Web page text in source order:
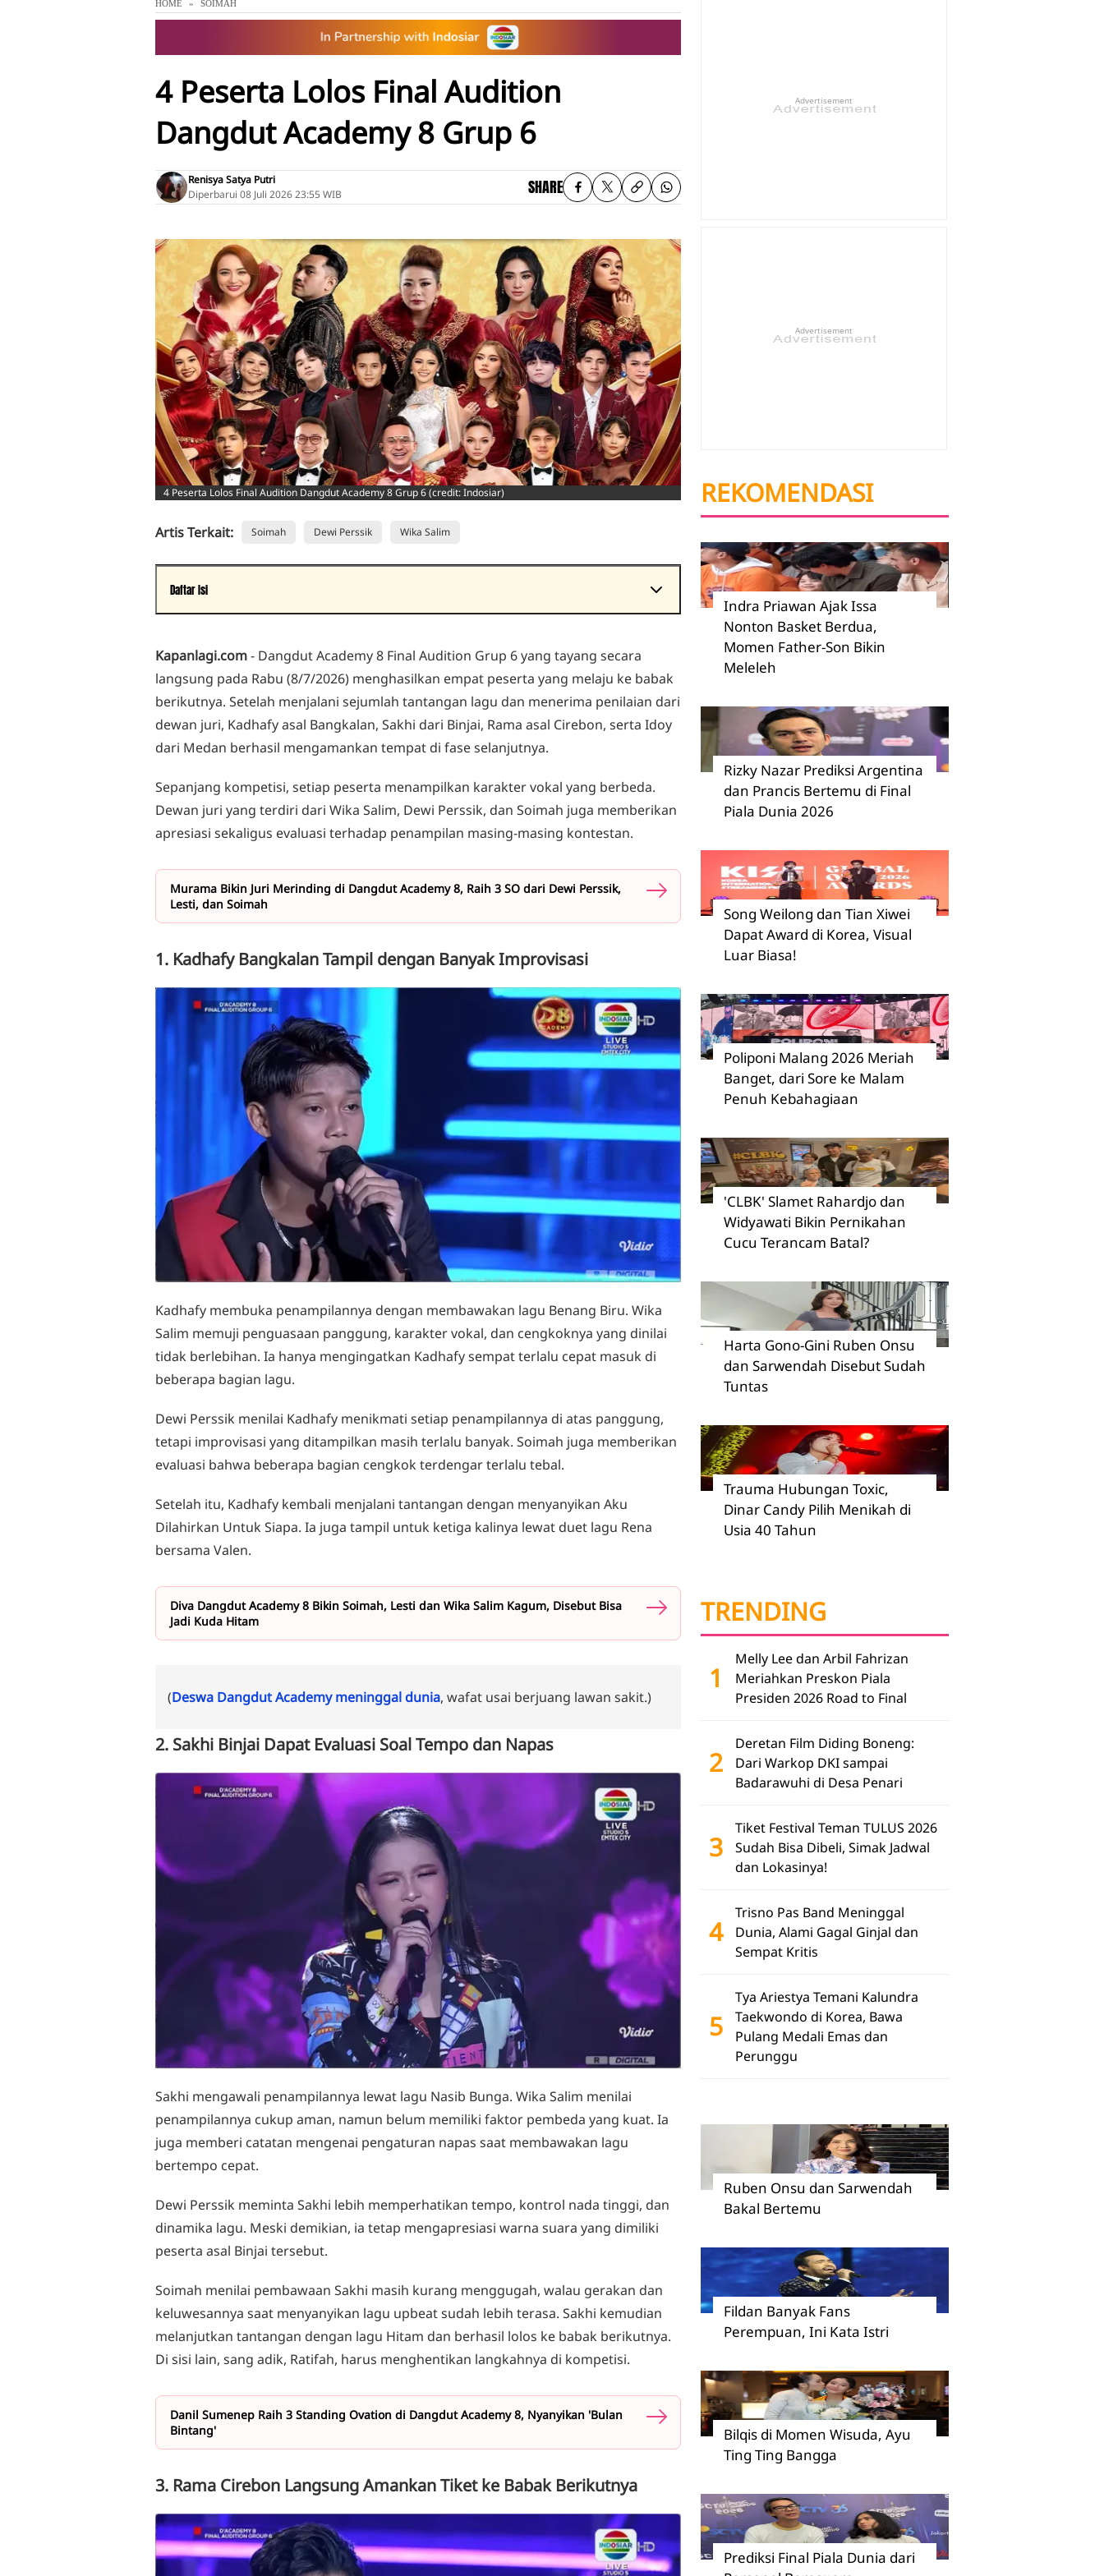
HOME SOIMAH
4 Peserta Lolos Final Audition
Dangdut Academy 8 Grup 6
Renisya Satya Putri
Diperbarui 08 Juli 2026 23:55 WIB SHARE
4 Peserta Lolos Final Audition Dangdut Academy 8 Grup 6 (credit: Indosiar)
Artis Terkait: Soimah Dewi Perssik Wika Salim
Daftar Isi
Sakhi Binjai Dapat Evaluasi Soal Tempo dan Napas
Rama Cirebon Langsung Amankan Tiket ke Babak Berikutnya
Idoy Medan Pertahankan Karakter Vokalnya
Kapanlagi.com- Dangdut Academy 8 Final Audition Grup 6 yang tayang secara
langsung pada Rabu (8/7/2026) menghasilkan empat peserta yang melaju ke babak
berikutnya. Setelah menjalani sejumlah tantangan lagu dan menerima penilaian dari
dewan juri, Kadhafy asal Bangkalan, Sakhi dari Binjai, Rama asal Cirebon, serta Idoy
dari Medan berhasil mengamankan tempat di fase selanjutnya.
Sepanjang kompetisi, setiap peserta menampilkan karakter vokal yang berbeda.
Dewan juri yang terdiri dari Wika Salim, Dewi Perssik, dan Soimah juga memberikan
apresiasi sekaligus evaluasi terhadap penampilan masing-masing kontestan.
Murama Bikin Juri Merinding di Dangdut Academy 8, Raih 3 SO dari Dewi Perssik,
Lesti, dan Soimah
1. Kadhafy Bangkalan Tampil dengan Banyak Improvisasi
Kadhafy membuka penampilannya dengan membawakan lagu Benang Biru. Wika
Salim memuji penguasaan panggung, karakter vokal, dan cengkoknya yang dinilai
tidak berlebihan. Ia hanya mengingatkan Kadhafy sempat terlalu cepat masuk di
beberapa bagian lagu.
Dewi Perssik menilai Kadhafy menikmati setiap penampilannya di atas panggung,
tetapi improvisasi yang ditampilkan masih terlalu banyak. Soimah juga memberikan
evaluasi bahwa beberapa bagian cengkok terdengar terlalu tebal.
Setelah itu, Kadhafy kembali menjalani tantangan dengan menyanyikan Aku
Dilahirkan Untuk Siapa. Ia juga tampil untuk ketiga kalinya lewat duet lagu Rena
bersama Valen.
Diva Dangdut Academy 8 Bikin Soimah, Lesti dan Wika Salim Kagum, Disebut Bisa
Jadi Kuda Hitam
(Deswa Dangdut Academy meninggal dunia, wafat usai berjuang lawan sakit.)
2. Sakhi Binjai Dapat Evaluasi Soal Tempo dan Napas
Sakhi mengawali penampilannya lewat lagu Nasib Bunga. Wika Salim menilai
penampilannya cukup aman, namun belum memiliki faktor pembeda yang kuat. Ia
juga memberi catatan mengenai pengaturan napas saat membawakan lagu
bertempo cepat.
Dewi Perssik meminta Sakhi lebih memperhatikan tempo, kontrol nada tinggi, dan
dinamika lagu. Meski demikian, ia tetap mengapresiasi warna suara yang dimiliki
peserta asal Binjai tersebut.
Soimah menilai pembawaan Sakhi masih kurang menggugah, walau gerakan dan
keluwesannya saat menyanyikan lagu upbeat sudah lebih terasa. Sakhi kemudian
melanjutkan tantangan dengan lagu Hitam dan berhasil lolos ke babak berikutnya.
Di sisi lain, sang adik, Ratifah, harus menghentikan langkahnya di kompetisi.
Danil Sumenep Raih 3 Standing Ovation di Dangdut Academy 8, Nyanyikan 'Bulan
Bintang'
3. Rama Cirebon Langsung Amankan Tiket ke Babak Berikutnya
Advertisement
Advertisement
REKOMENDASI
Indra Priawan Ajak Issa
Nonton Basket Berdua,
Momen Father-Son Bikin
Meleleh
Rizky Nazar Prediksi Argentina
dan Prancis Bertemu di Final
Piala Dunia 2026
Song Weilong dan Tian Xiwei
Dapat Award di Korea, Visual
Luar Biasa!
Poliponi Malang 2026 Meriah
Banget, dari Sore ke Malam
Penuh Kebahagiaan
'CLBK' Slamet Rahardjo dan
Widyawati Bikin Pernikahan
Cucu Terancam Batal?
Harta Gono-Gini Ruben Onsu
dan Sarwendah Disebut Sudah
Tuntas
Trauma Hubungan Toxic,
Dinar Candy Pilih Menikah di
Usia 40 Tahun
TRENDING
1
Melly Lee dan Arbil Fahrizan
Meriahkan Preskon Piala
Presiden 2026 Road to Final
2
Deretan Film Diding Boneng:
Dari Warkop DKI sampai
Badarawuhi di Desa Penari
3
Tiket Festival Teman TULUS 2026
Sudah Bisa Dibeli, Simak Jadwal
dan Lokasinya!
4
Trisno Pas Band Meninggal
Dunia, Alami Gagal Ginjal dan
Sempat Kritis
5
Tya Ariestya Temani Kalundra
Taekwondo di Korea, Bawa
Pulang Medali Emas dan
Perunggu
Ruben Onsu dan Sarwendah
Bakal Bertemu
Fildan Banyak Fans
Perempuan, Ini Kata Istri
Bilqis di Momen Wisuda, Ayu
Ting Ting Bangga
Prediksi Final Piala Dunia dari